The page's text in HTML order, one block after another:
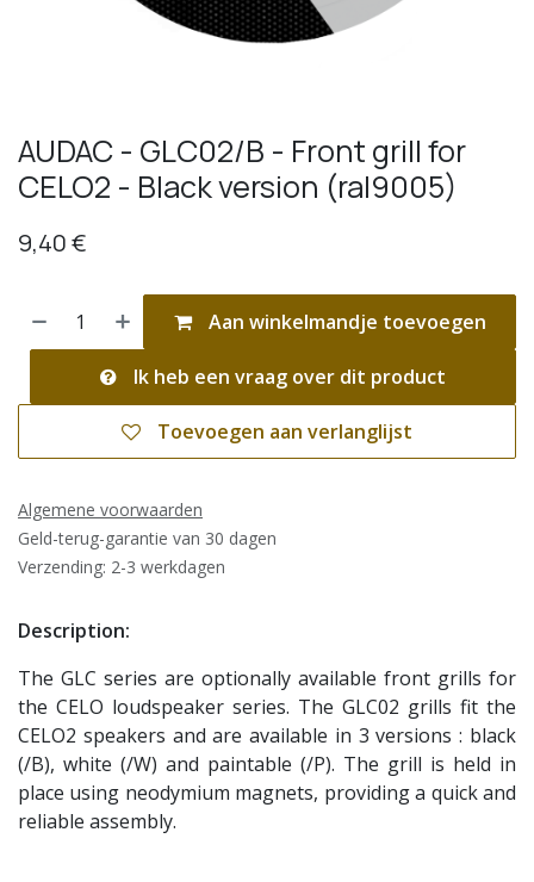
AUDAC - GLC02/B - Front grill for
CELO2 - Black version (ral9005)
9,40€
Aan winkelmandje toevoegen
Ik heb een vraag over dit product
Toevoegen aan verlanglijst
Algemene voorwaarden
Geld-terug-garantie van 30 dagen
Verzending: 2-3 werkdagen
Description:
The GLC series are optionally available front grills for
the CELO loudspeaker series. The GLC02 grills fit the
CELO2 speakers and are available in 3 versions : black
(/B), white (/W) and paintable (/P). The grill is held in
place using neodymium magnets, providing a quick and
reliable assembly.